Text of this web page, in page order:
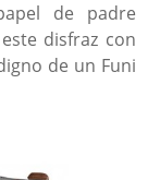
de padre
disfraz con
de un Funi